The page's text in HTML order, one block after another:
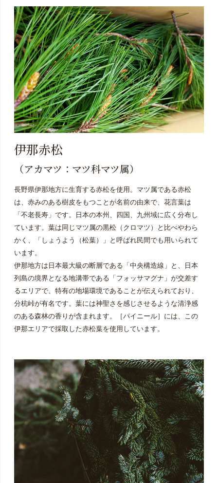
伊那赤松
（アカマツ：マツ科マツ属）
長野県伊那地方に生育する赤松を使用。マツ属である赤松
は、赤みのある樹皮をもつことが名前の由来で、花言葉は
「不老長寿」です。日本の本州、四国、九州域に広く分布し
ています。葉は同じマツ属の黒松（クロマツ）と比べやわら
かく、「しょうよう（松葉）」と呼ばれ民間でも用いられて
います。
伊那地方は日本最大級の断層である「中央構造線」と、日本
列島の境界となる地溝帯である「フォッサマグナ」が交差す
るエリアで、特有の地場環境であることが伝えられており、
分杭峠が有名です。葉には神聖さを感じさせるような清浄感
のある森林の香りが含まれます。［パイニール］には、この
伊那エリアで採取した赤松葉を使用しています。